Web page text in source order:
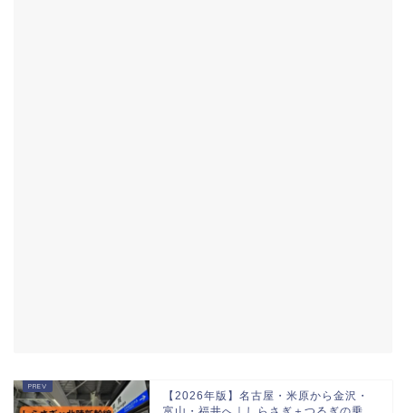
【2026年版】名古屋・米原から金沢・